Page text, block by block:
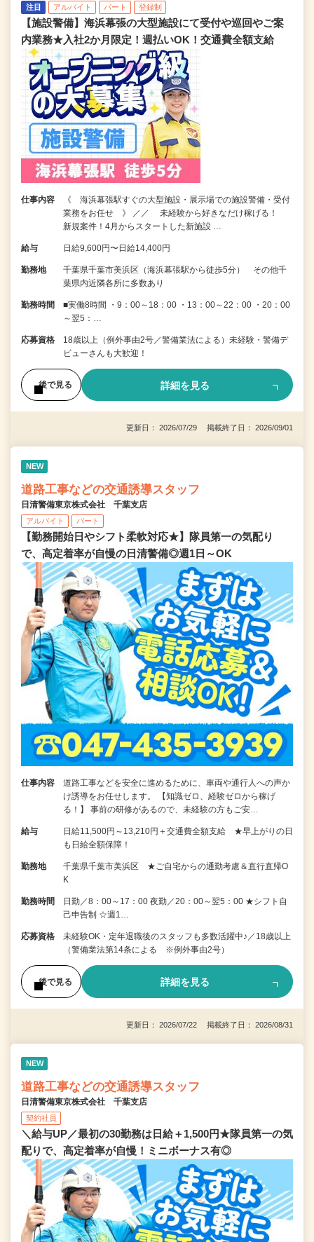
注目 アルバイト パート 登録制
【施設警備】海浜幕張の大型施設にて受付や巡回やご案
内業務★入社2か月限定！週払いOK！交通費全額支給
仕事内容
《 海浜幕張駅すぐの大型施設・展示場での施設警備・受付
業務をお任せ 》 ／／ 未経験から好きなだけ稼げる！
新規案件！4月からスタートした新施設 …
給与 日給9,600円〜日給14,400円
勤務地
千葉県千葉市美浜区（海浜幕張駅から徒歩5分） その他千
葉県内近隣各所に多数あり
勤務時間
■実働8時間 ・9：00～18：00 ・13：00～22：00 ・20：00
～翌5：…
応募資格
18歳以上（例外事由2号／警備業法による）未経験・警備デ
ビューさんも大歓迎！
後で見る 詳細を見る
更新日： 2026/07/29 掲載終了日： 2026/09/01
NEW
道路工事などの交通誘導スタッフ
日清警備東京株式会社 千葉支店
アルバイト パート
【勤務開始日やシフト柔軟対応★】隊員第一の気配り
で、高定着率が自慢の日清警備◎週1日～OK
仕事内容
道路工事などを安全に進めるために、車両や通行人への声か
け誘導をお任せします。 【知識ゼロ、経験ゼロから稼げ
る！】 事前の研修があるので、未経験の方もご安…
給与
日給11,500円～13,210円＋交通費全額支給 ★早上がりの日
も日給全額保障！
勤務地
千葉県千葉市美浜区 ★ご自宅からの通勤考慮＆直行直帰O
K
勤務時間
日勤／8：00～17：00 夜勤／20：00～翌5：00 ★シフト自
己申告制 ☆週1…
応募資格
未経験OK・定年退職後のスタッフも多数活躍中♪／18歳以上
（警備業法第14条による ※例外事由2号）
後で見る 詳細を見る
更新日： 2026/07/22 掲載終了日： 2026/08/31
NEW
道路工事などの交通誘導スタッフ
日清警備東京株式会社 千葉支店
契約社員
＼給与UP／最初の30勤務は日給＋1,500円★隊員第一の気
配りで、高定着率が自慢！ミニボーナス有◎